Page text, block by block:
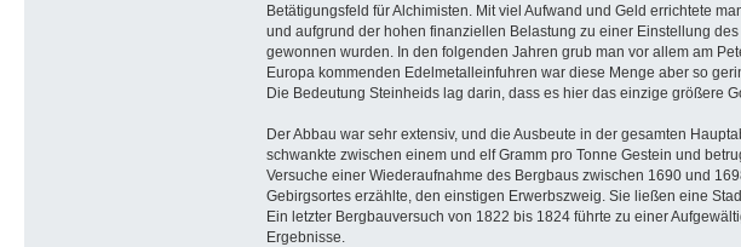
Betätigungsfeld für Alchimisten. Mit viel Aufwand und Geld errichtete
und aufgrund der hohen finanziellen Belastung zu einer Einstellung
gewonnen wurden. In den folgenden Jahren grub man vor allem am
Europa kommenden Edelmetalleinfuhren war diese Menge aber so
Die Bedeutung Steinheids lag darin, dass es hier das einzige größere
Der Abbau war sehr extensiv, und die Ausbeute in der gesamten
schwankte zwischen einem und elf Gramm pro Tonne Gestein und
Versuche einer Wiederaufnahme des Bergbaus zwischen 1690 und
Gebirgsortes erzählte, den einstigen Erwerbszweig. Sie ließen eine
Ein letzter Bergbauversuch von 1822 bis 1824 führte zu einer
Ergebnisse.